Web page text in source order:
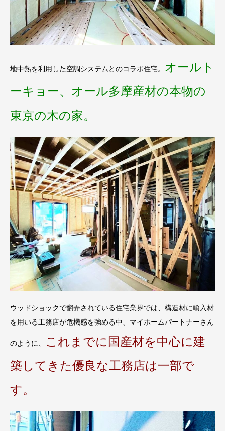
地中熱を利用した空調システムとのコラボ住宅。 オールト
ーキョー、オール多摩産材の本物の
東京の木の家。
ウッドショックで翻弄されている住宅業界では、構造材に輸入材
を用いる工務店が危機感を強める中、マイホームパートナーさん
のように、
これまでに国産材を中心に建
築してきた優良な工務店は一部で
す。